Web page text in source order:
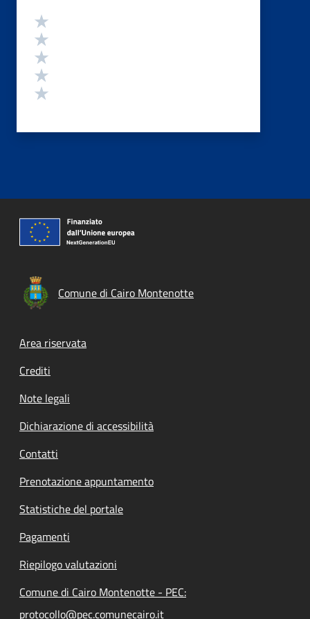
Valutazione
Comune di Cairo Montenotte
Footer menu
Area riservata
Crediti
Note legali
Dichiarazione di accessibilità
Contatti
Prenotazione appuntamento
Statistiche del portale
Pagamenti
Riepilogo valutazioni
Comune di Cairo Montenotte - PEC:
protocollo@pec.comunecairo.it